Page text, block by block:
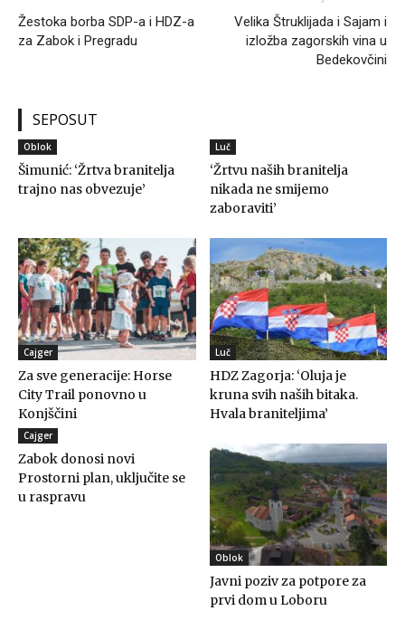
Žestoka borba SDP-a i HDZ-a
za Zabok i Pregradu
Velika Štruklijada i Sajam i
izložba zagorskih vina u
Bedekovčini
SEPOSUT
Oblok
Šimunić: ‘Žrtva branitelja
trajno nas obvezuje’
Luč
‘Žrtvu naših branitelja
nikada ne smijemo
zaboraviti’
Cajger
Za sve generacije: Horse
City Trail ponovno u
Konjščini
Luč
HDZ Zagorja: ‘Oluja je
kruna svih naših bitaka.
Hvala braniteljima’
Cajger
Zabok donosi novi
Prostorni plan, uključite se
u raspravu
Oblok
Javni poziv za potpore za
prvi dom u Loboru